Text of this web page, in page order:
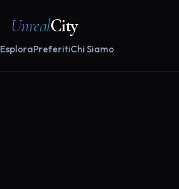
UnrealCity
EsploraPreferitiChi Siamo